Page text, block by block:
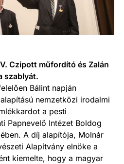
Czipott műfordító és Zalán
szablyát.
Bálint napján
nemzetközi irodalmi
a pesti
Papnevelő Intézet Boldog
A díj alapítója, Molnár
Alapítvány elnöke a
kiemelte, hogy a magyar